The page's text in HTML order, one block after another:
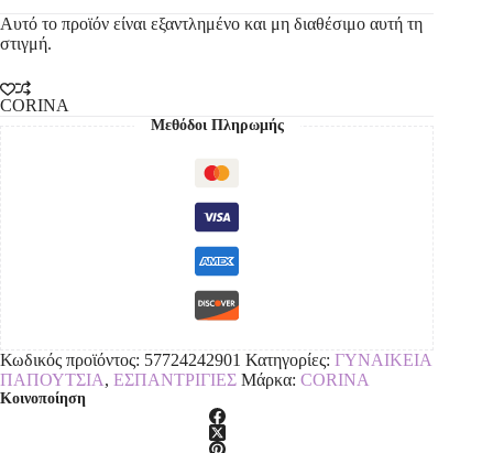
Αυτό το προϊόν είναι εξαντλημένο και μη διαθέσιμο αυτή τη
στιγμή.
CORINA
Μεθόδοι Πληρωμής
Κωδικός προϊόντος: 57724242901 Κατηγορίες: ΓΥΝΑΙΚΕΙΑ
ΠΑΠΟΥΤΣΙΑ, ΕΣΠΑΝΤΡΙΓΙΕΣ Μάρκα: CORINA
Κοινοποίηση